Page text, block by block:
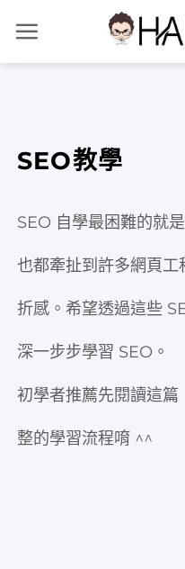
Skip
to
SEO教學
SEO 自學最困難的就
也都牽扯到許多網頁
折感。希望透過這些
深一步步學習 SEO。
初學者推薦先閱讀這篇
整的學習流程唷 ^^